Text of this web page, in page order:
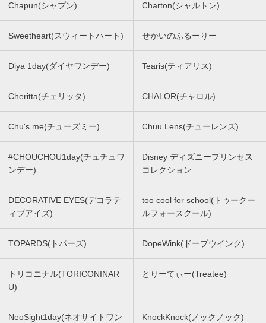
Chapun(シャプン) Charton(シャルトン)
Sweetheart(スウィートハート) せかいのふるーりー
Diya 1day(ダイヤワンデー) Tearis(ティアリス)
Cheritta(チェリッタ) CHALOR(チャロル)
Chu's me(チューズミー) Chuu Lens(チューレンズ)
#CHOUCHOU1day(チュチュワ
ンデー)
Disney ディズニープリンセス
コレクション
DECORATIVE EYES(デコラテ
ィブアイズ)
too cool for school(トゥークー
ルフォースクール)
TOPARDS(トパーズ) DopeWink(ドープウインク)
トリコニナル(TORICONINAR
U)
とりーてぃー(Treatee)
NeoSight1day(ネオサイトワン
KnockKnock(ノックノック)